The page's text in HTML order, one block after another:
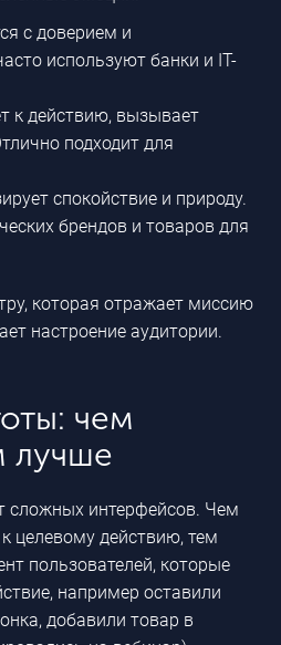
с доверием и
используют банки и IT-
к действию, вызывает
подходит для
спокойствие и природу.
брендов и товаров для
которая отражает миссию
настроение аудитории.
чем
лучше
сложных интерфейсов. Чем
целевому действию, тем
пользователей, которые
например оставили
добавили товар в